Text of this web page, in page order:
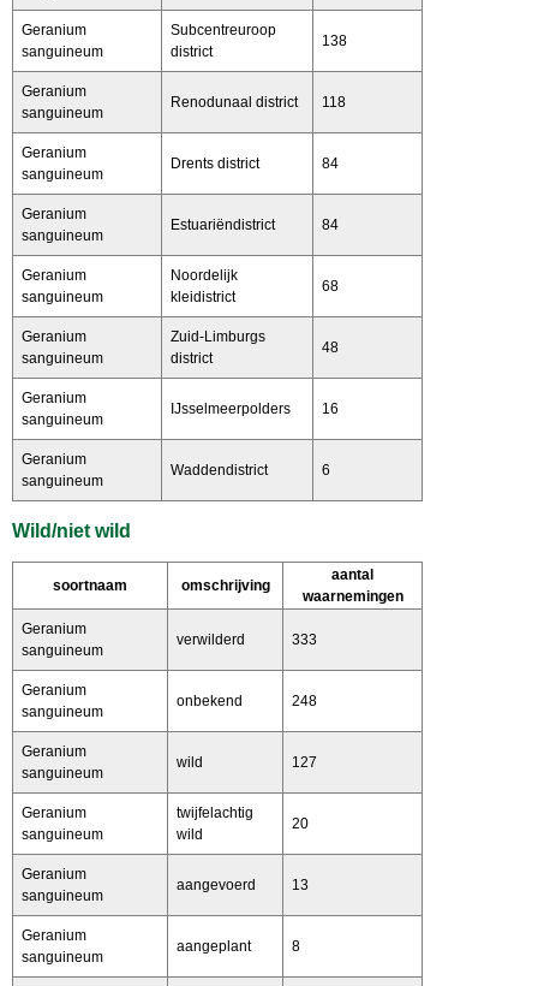
Geranium
sanguineum
Subcentreuroop
district
138
Geranium
sanguineum
Renodunaal district 118
Geranium
sanguineum
Drents district 84
Geranium
sanguineum
Estuariëndistrict 84
Geranium
sanguineum
Noordelijk
kleidistrict
68
Geranium
sanguineum
Zuid-Limburgs
district
48
Geranium
sanguineum
IJsselmeerpolders 16
Geranium
sanguineum
Waddendistrict 6
Wild/niet wild
soortnaam omschrijving
aantal
waarnemingen
Geranium
sanguineum
verwilderd 333
Geranium
sanguineum
onbekend 248
Geranium
sanguineum
wild 127
Geranium
sanguineum
twijfelachtig
wild
20
Geranium
sanguineum
aangevoerd 13
Geranium
sanguineum
aangeplant 8